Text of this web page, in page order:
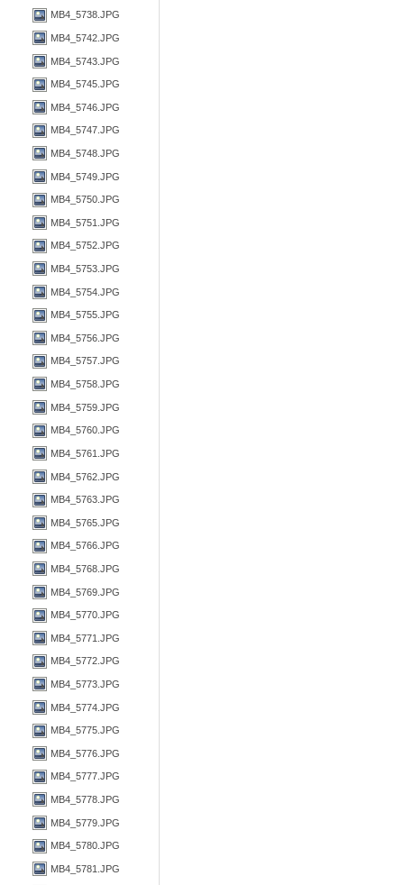
MB4_5738.JPG
MB4_5742.JPG
MB4_5743.JPG
MB4_5745.JPG
MB4_5746.JPG
MB4_5747.JPG
MB4_5748.JPG
MB4_5749.JPG
MB4_5750.JPG
MB4_5751.JPG
MB4_5752.JPG
MB4_5753.JPG
MB4_5754.JPG
MB4_5755.JPG
MB4_5756.JPG
MB4_5757.JPG
MB4_5758.JPG
MB4_5759.JPG
MB4_5760.JPG
MB4_5761.JPG
MB4_5762.JPG
MB4_5763.JPG
MB4_5765.JPG
MB4_5766.JPG
MB4_5768.JPG
MB4_5769.JPG
MB4_5770.JPG
MB4_5771.JPG
MB4_5772.JPG
MB4_5773.JPG
MB4_5774.JPG
MB4_5775.JPG
MB4_5776.JPG
MB4_5777.JPG
MB4_5778.JPG
MB4_5779.JPG
MB4_5780.JPG
MB4_5781.JPG